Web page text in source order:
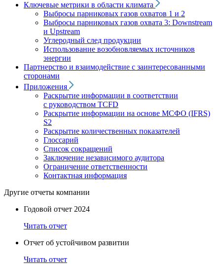
Ключевые метрики в области климата
Выбросы парниковых газов охватов 1 и 2
Выбросы парниковых газов охвата 3: Downstream
и Upstream
Углеродный след продукции
Использование возобновляемых источников
энергии
Партнерство и взаимодействие с заинтересованными
сторонами
Приложения
Раскрытие информации в соответствии
с руководством TCFD
Раскрытие информации на основе МСФО (IFRS)
S2
Раскрытие количественных показателей
Глоссарий
Список сокращений
Заключение независимого аудитора
Ограничение ответственности
Контактная информация
Другие отчеты компании
Годовой отчет 2024
Читать отчет
Отчет об устойчивом развитии
Читать отчет